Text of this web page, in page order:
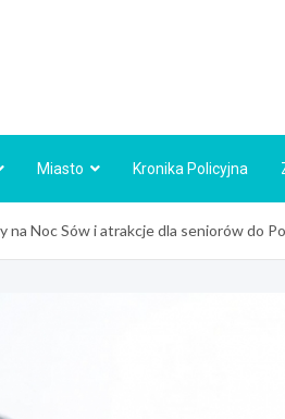
Miasto Kronika Policyjna
na Noc Sów i atrakcje dla seniorów do